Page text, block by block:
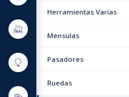
Herramientas Varias
Mensulas
Pasadores
Ruedas